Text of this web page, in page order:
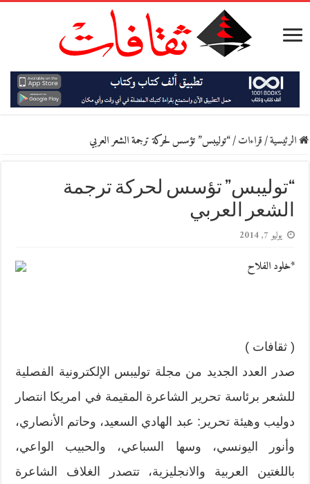
الرئيسية/قراءات/“توليبس” تؤسس لحركة ترجمة الشعر العربي
“توليبس” تؤسس لحركة ترجمة
الشعر العربي
يوليو 7, 2014
*خلود الفلاح
( ثقافات )
صدر العدد الجديد من مجلة توليبس الإلكترونية الفصلية
للشعر برئاسة تحرير الشاعرة المقيمة في امريكا انتصار
دوليب وهيئة تحرير: عبد الهادي السعيد، وحاتم الأنصاري،
وأنور اليونسي، وسها السباعي، والحبيب الواعي،
باللغتين العربية والانجليزية، تتصدر الغلاف الشاعرة